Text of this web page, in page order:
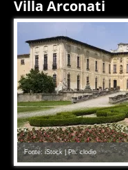
Villa Arconati
Fonte: iStock | Ph. clodio